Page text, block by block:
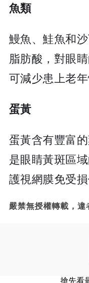
魚類
鰻魚、鮭魚和
脂肪酸，對眼
可減少患上老
蛋黃
蛋黃含有豐富
是眼睛黃斑區
護視網膜免受損
嚴禁無授權轉載，違
搶先看